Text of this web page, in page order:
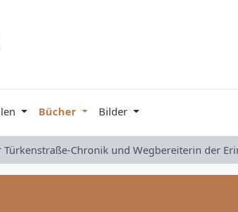
Bücher Bilder
Chronik und Wegbereiterin der